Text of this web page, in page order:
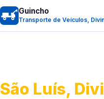
Guincho
Transporte de Veículos,
São Luís,